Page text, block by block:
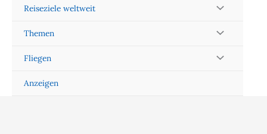
Reiseziele weltweit
Themen
Fliegen
Anzeigen